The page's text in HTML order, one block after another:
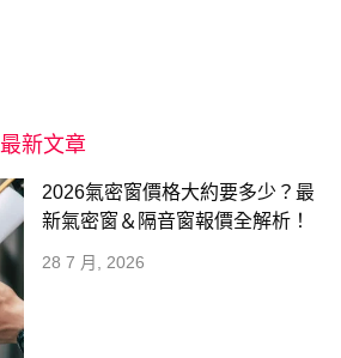
最新文章
2026氣密窗價格大約要多少？最
新氣密窗＆隔音窗報價全解析！
28 7 月, 2026